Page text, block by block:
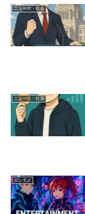
ニュース・社会
ニュース・社会
エンタメ